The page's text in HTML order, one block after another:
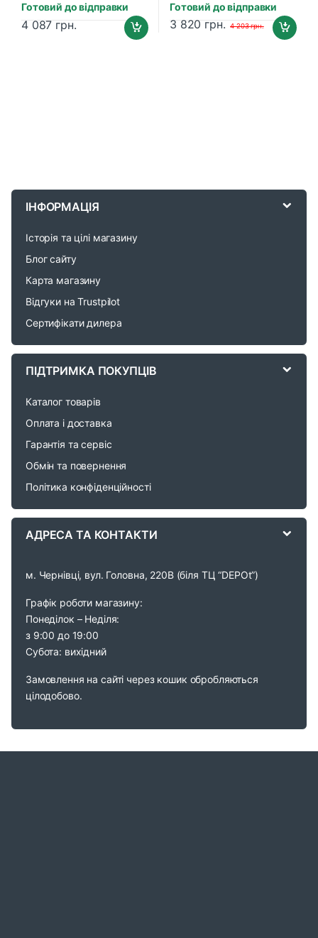
Готовий до відправки
4 087 грн.
Готовий до відправки
3 820 грн. 4 203грн.
C
ІНФОРМАЦІЯ
Історія та цілі магазину
Блог сайту
Карта магазину
Відгуки на Trustpilot
Сертифікати дилера
ПІДТРИМКА ПОКУПЦІВ
Каталог товарів
Оплата і доставка
Гарантія та сервіс
Обмін та повернення
Політика конфіденційності
АДРЕСА ТА КОНТАКТИ
м. Чернівці, вул. Головна, 220В (біля ТЦ “DEPOt”)
Графік роботи магазину:
Понеділок – Неділя:
з 9:00 до 19:00
Субота: вихідний
Замовлення на сайті через кошик обробляються
цілодобово.